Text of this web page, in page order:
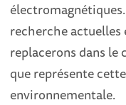
recherche actuelles
replacerons dans le
que représente
environnementale.